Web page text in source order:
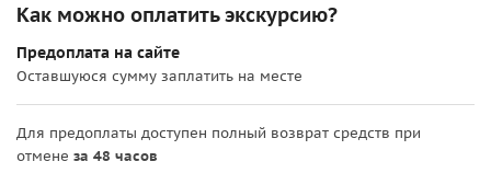
Как можно оплатить экскурсию?
Предоплата на сайте
Оставшуюся сумму заплатить на месте
Для предоплаты доступен полный возврат средств при
отмене за 48 часов